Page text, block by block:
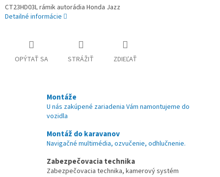
CT23HD03L rámik autorádia Honda Jazz
Detailné informácie
OPÝTAŤ SA STRÁŽIŤ ZDIEĽAŤ
Montáže
U nás zakúpené zariadenia Vám namontujeme do
vozidla
Montáž do karavanov
Navigačné multimédia, ozvučenie, odhlučnenie.
Zabezpečovacia technika
Zabezpečovacia technika, kamerový systém